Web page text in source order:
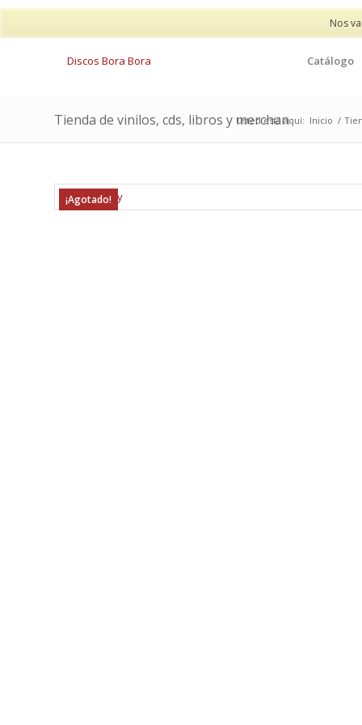
Nos
Catálogo
Tienda de vinilos, cds, libros y merchan
Usted está aquí: Inicio /
¡Agotado!